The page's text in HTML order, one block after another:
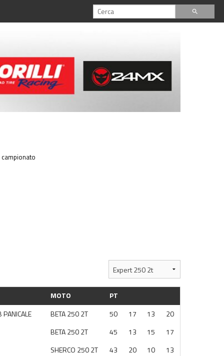
search
MOTO
PT
PANICALE BETA 250 2T 50 17 13
20
BETA 250 2T 45 13 15
17
SHERCO 250 2T 43 20 10
13